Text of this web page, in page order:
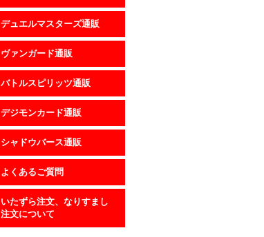
デュエルマスターズ通販
ヴァンガード通販
バトルスピリッツ通販
デジモンカード通販
シャドウバース通販
よくあるご質問
いたずら注文、なりすまし
注文について